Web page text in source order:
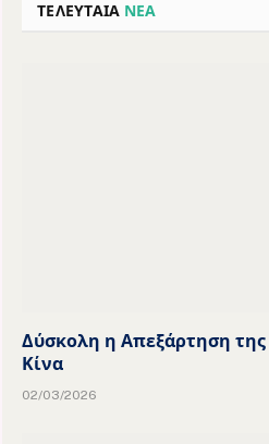
ΤΕΛΕΥΤΑΙΑ ΝΕΑ
Δύσκολη η Απεξάρτηση
Κίνα
02/03/2026